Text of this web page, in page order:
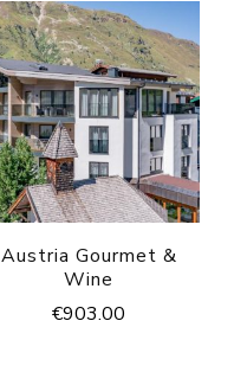
Austria Gourmet &
Wine
€903.00